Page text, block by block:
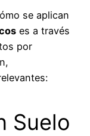
se aplican
es a través
por
Suelo